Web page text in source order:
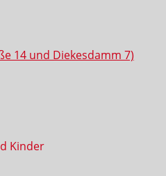
14 und Diekesdamm 7)
Kinder